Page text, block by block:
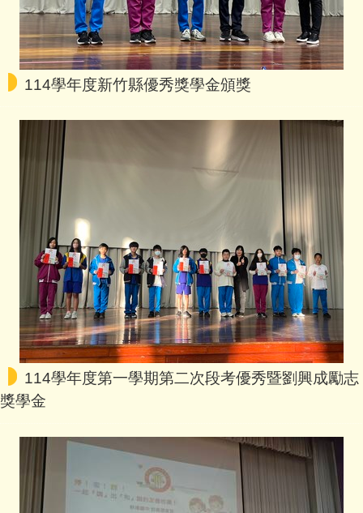
2026-07-28
「全民英檢」中級、中高級測驗
現正報名中
114學年度新竹縣優秀獎學金頒獎
114學年度第一學期第二次段考優秀暨劉興成勵志
獎學金